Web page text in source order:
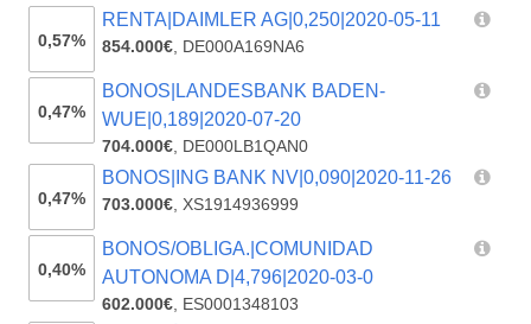
0,57%
RENTA|DAIMLER AG|0,250|2020-05-11
854.000€, DE000A169NA6
0,47%
BONOS|LANDESBANK BADEN-
WUE|0,189|2020-07-20
704.000€, DE000LB1QAN0
0,47%
BONOS|ING BANK NV|0,090|2020-11-26
703.000€,XS1914936999
0,40%
BONOS/OBLIGA.|COMUNIDAD
AUTONOMA D|4,796|2020-03-0
602.000€, ES0001348103